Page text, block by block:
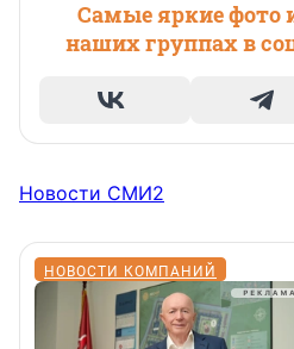
Самые яркие фото
наших группах в
Новости СМИ2
НОВОСТИ КОМПАНИЙ